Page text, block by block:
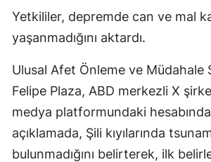
Yetkililer, depremde can ve mal
yaşanmadığını aktardı.
Ulusal Afet Önleme ve Müdahale
Felipe Plaza, ABD merkezli X
medya platformundaki
açıklamada, Şili kıyılarında
bulunmadığını belirterek, ilk